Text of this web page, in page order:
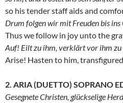
so his tender staff aids and
Drum folgen wir mit Freuden bis ins
Thus we follow in joy unto the
Auf! Eilt zu ihm, verklärt vor ihm zu
Arise! Hasten to him,
2. ARIA (DUETTO) SOPRANO
Gesegnete Christen, glückselige